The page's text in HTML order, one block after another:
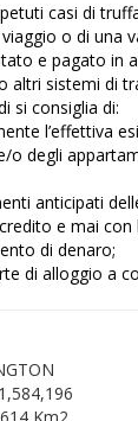
casi di
o di una
e pagato in
altri sistemi di
si consiglia di:
l’effettiva
o degli
anticipati
e mai
di denaro;
di alloggio a